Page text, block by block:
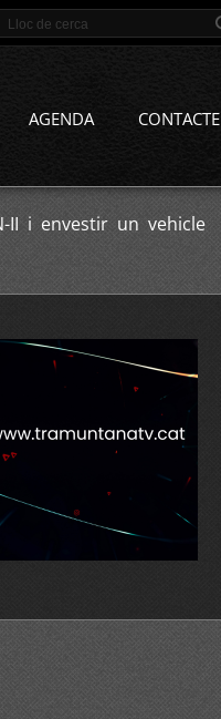
AGENDA CONTACTE
II i envestir un vehicle